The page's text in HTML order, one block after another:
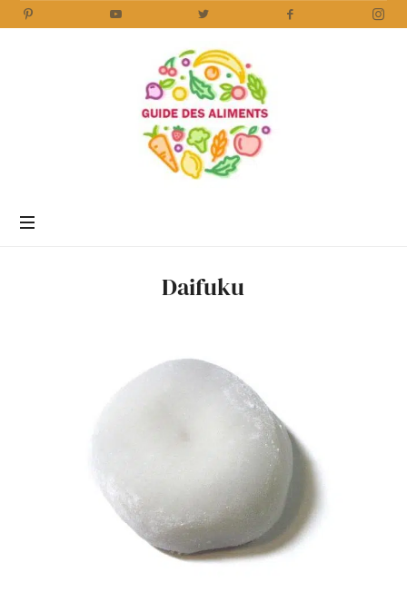
Aliments
Daifuku